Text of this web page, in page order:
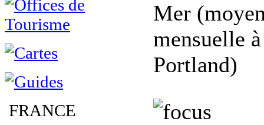
FRANCE
Mer
mensuelle à
Portland)